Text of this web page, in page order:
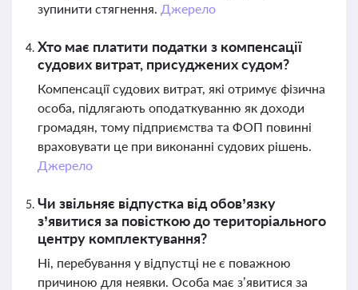
зупинити стягнення. Джерело
Хто має платити податки з компенсації
судових витрат, присуджених судом?
Компенсації судових витрат, які отримує фізична
особа, підлягають оподаткуванню як доходи
громадян, тому підприємства та ФОП повинні
враховувати це при виконанні судових рішень.
Джерело
Чи звільняє відпустка від обов’язку
з’явитися за повісткою до територіального
центру комплектування?
Ні, перебування у відпустці не є поважною
причиною для неявки. Особа має з’явитися за